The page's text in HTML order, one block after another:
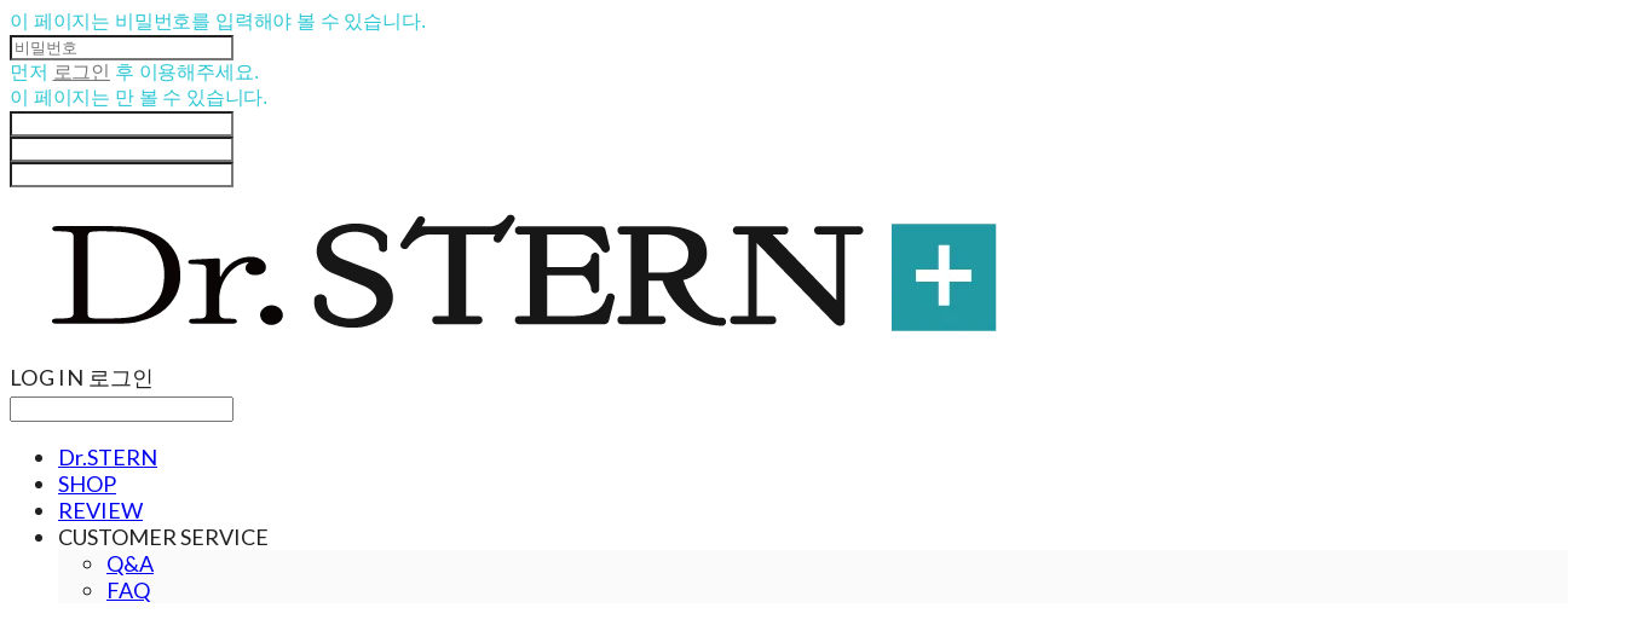
이 페이지는 비밀번호를 입력해야 볼 수 있습니다.
먼저 로그인
후 이용해주세요.
이 페이지는 만 볼 수 있습니다.
LOG IN 로그인
Dr.STERN
SHOP
REVIEW
CUSTOMER SERVICE
Q&A
FAQ